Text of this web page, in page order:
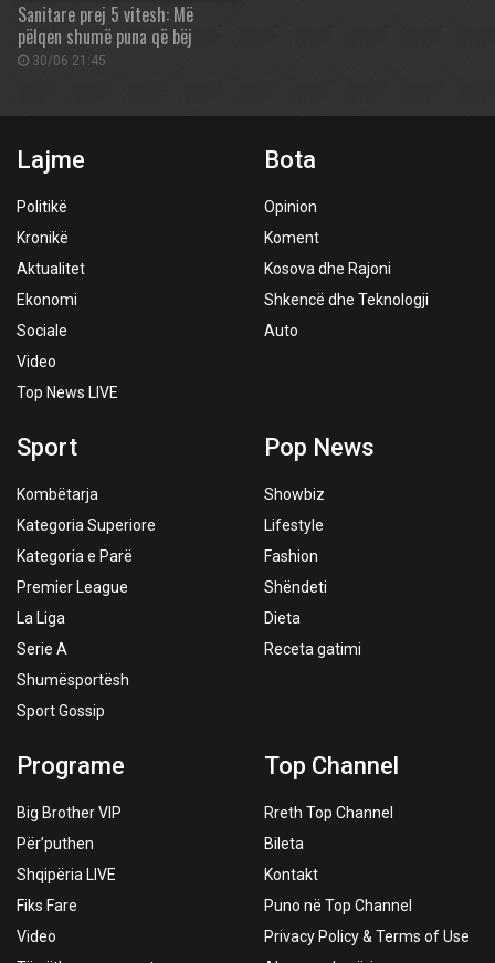
Sanitare prej 5 vitesh: Më
pëlqen shumë puna që bëj
30/06 21:45
Lajme
Politikë
Kronikë
Aktualitet
Ekonomi
Sociale
Video
Top News LIVE
Bota
Opinion
Koment
Kosova dhe Rajoni
Shkencë dhe Teknologji
Auto
Sport
Kombëtarja
Kategoria Superiore
Kategoria e Parë
Premier League
La Liga
Serie A
Shumësportësh
Sport Gossip
Pop News
Showbiz
Lifestyle
Fashion
Shëndeti
Dieta
Receta gatimi
Programe
Big Brother VIP
Për’puthen
Shqipëria LIVE
Fiks Fare
Video
Top Channel
Rreth Top Channel
Bileta
Kontakt
Puno në Top Channel
Privacy Policy & Terms of Use